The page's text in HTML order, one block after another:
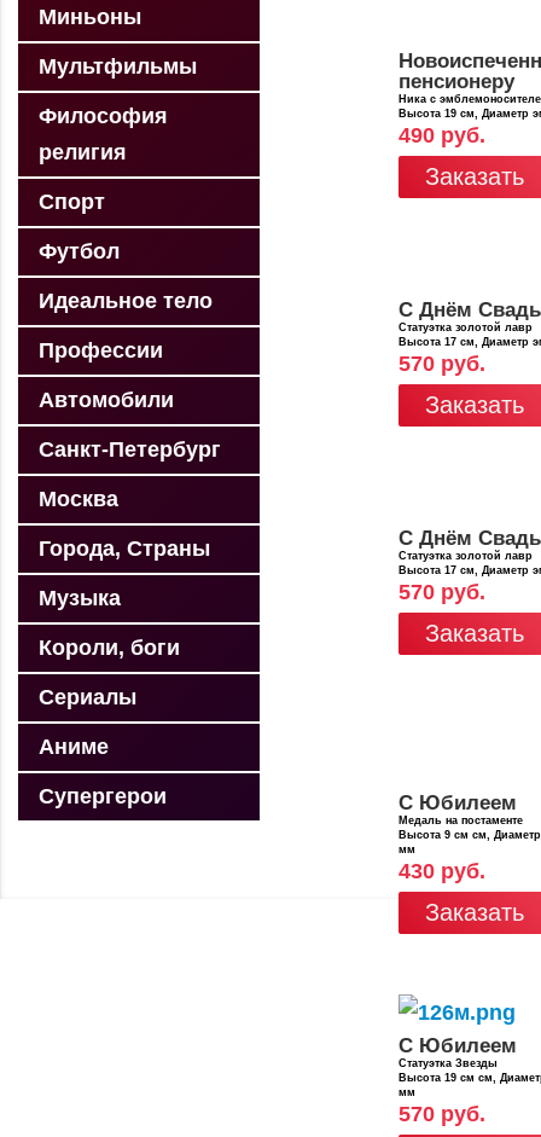
Миньоны
Мультфильмы
Философия
религия
Спорт
Футбол
Идеальное тело
Профессии
Автомобили
Санкт-Петербург
Москва
Города, Страны
Музыка
Короли, боги
Сериалы
Аниме
Супергерои
пенсионеру
Ника с
Высота 19 см, Диаметр
490 руб.
Заказать
С Днём
Статуэтка золотой лавр
Высота 17 см, Диаметр
570 руб.
Заказать
С Днём
Статуэтка золотой лавр
Высота 17 см, Диаметр
570 руб.
Заказать
С Юбилеем
Медаль на постаменте
Высота 9 см см,
мм
430 руб.
Заказать
С Юбилеем
Статуэтка Звезды
Высота 19 см см,
мм
570 руб.